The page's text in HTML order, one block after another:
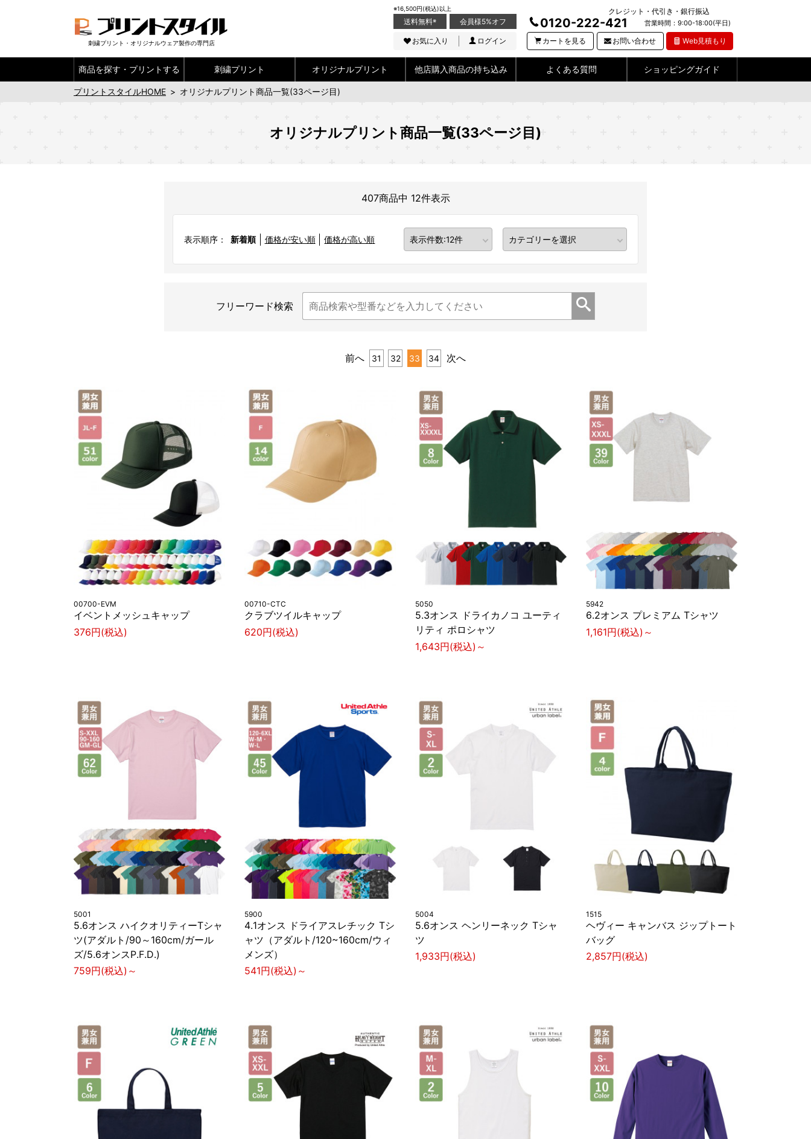
刺繍プリント・オリジナルウェア製作の専門店
※16,500円(税込)以上
送料無料※ 会員様5%オフ
お気に入り ログイン
クレジット・代引き・銀行振込
0120-222-421 営業時間：9:00-18:00(平日)
カートを見る お問い合わせ Web見積もり
商品を探す・ プリントする 刺繍プリント オリジナルプリント 他店購入商品の持ち込み よくある質問 ショッピングガイド
プリントスタイルHOME > オリジナルプリント商品一覧(33ページ目)
オリジナルプリント商品一覧(33ページ目)
407商品中 12件表示
表示順序： 新着順 価格が安い順 価格が高い順
フリーワード検索
前へ 31 32 33 34 次へ
00700-EVM
イベントメッシュキャップ
376円(税込)
00710-CTC
クラブツイルキャップ
620円(税込)
5050
5.3オンス ドライカノコ ユーティ
リティ ポロシャツ
1,643円(税込)～
5942
6.2オンス プレミアム Tシャツ
1,161円(税込)～
5001
5.6オンス ハイクオリティーTシャ
ツ(アダルト/90～160cm/ガール
ズ/5.6オンスP.F.D.)
759円(税込)～
5900
4.1オンス ドライアスレチック Tシ
ャツ（アダルト/120~160cm/ウィ
メンズ）
541円(税込)～
5004
5.6オンス ヘンリーネック Tシャ
ツ
1,933円(税込)
1515
ヘヴィー キャンバス ジップトート
バッグ
2,857円(税込)